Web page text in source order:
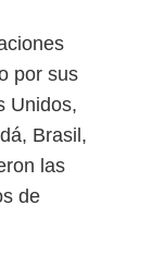
por sus
Unidos,
Brasil,
las
de